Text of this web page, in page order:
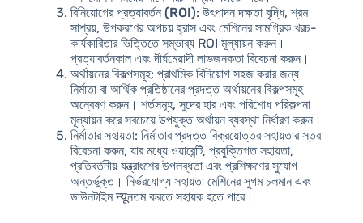
বিনিয়োগের প্রত্যাবর্তন (ROI): উৎপাদন দক্ষতা বৃদ্ধি, শ্রম
সাশ্রয়, উপকরণের অপচয় হ্রাস এবং মেশিনের সামগ্রিক খরচ-
কার্যকারিতার ভিত্তিতে সম্ভাব্য ROI মূল্যায়ন করুন।
প্রত্যাবর্তনকাল এবং দীর্ঘমেয়াদী লাভজনকতা বিবেচনা করুন।
অর্থায়নের বিকল্পসমূহ: প্রাথমিক বিনিয়োগ সহজ করার জন্য
নির্মাতা বা আর্থিক প্রতিষ্ঠানের প্রদত্ত অর্থায়নের বিকল্পসমূহ
অন্বেষণ করুন। শর্তসমূহ, সুদের হার এবং পরিশোধ পরিকল্পনা
মূল্যায়ন করে সবচেয়ে উপযুক্ত অর্থায়ন ব্যবস্থা নির্ধারণ করুন।
নির্মাতার সহায়তা: নির্মাতার প্রদত্ত বিক্রয়োত্তর সহায়তার স্তর
বিবেচনা করুন, যার মধ্যে ওয়ারেন্টি, প্রযুক্তিগত সহায়তা,
প্রতিবর্তনীয় যন্ত্রাংশের উপলব্ধতা এবং প্রশিক্ষণের সুযোগ
অন্তর্ভুক্ত। নির্ভরযোগ্য সহায়তা মেশিনের সুগম চলমান এবং
ডাউনটাইম न्यूনতম করতে সহায়ক হতে পারে।